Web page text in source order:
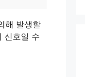
해 발생할
신호일 수